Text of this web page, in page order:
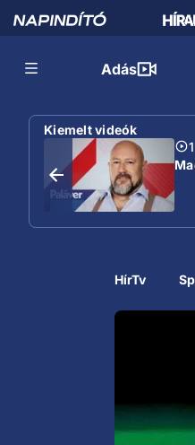
Adás
Kiemelt videók
HírTv